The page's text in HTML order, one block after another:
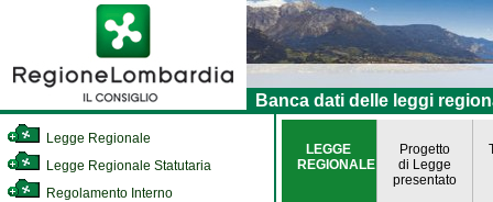
Banca dati delle leggi
Legge Regionale
Legge Regionale Statutaria
Regolamento Interno
LEGGE
REGIONALE
Progetto
di Legge
presentato